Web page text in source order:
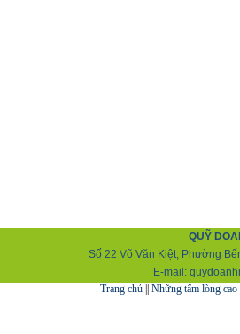
QUỸ
Số 22 Võ Văn Kiệt, Phường
E-mail: q
Trang chủ|| Những tấm lòng cao